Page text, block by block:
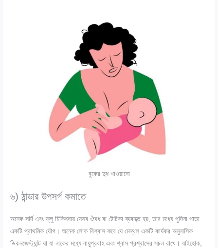
বুকের দুধ খাওয়ানো
৬) ঠান্ডার উপসর্গ কমাতে
অনেক সর্দি এবং ফ্লু চিকিৎসায় যেসব ঔষধ বা টোটকা ব্যবহৃত হয়, তার মধ্যে পুদিনা পাতা
একটি প্রাথমিক যৌগ। অনেক লোক বিশ্বাস করে যে মেন্থল একটি কার্যকর অনুনাসিক
ডিকনজেস্ট্যান্ট যা যা নাকের মধ্যে বায়ুপ্রবাহ এবং শ্বাস প্রশ্বাসের সচল রাখে। যাইহোক,